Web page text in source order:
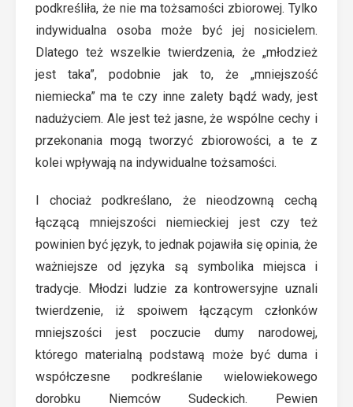
podkreśliła, że nie ma tożsamości zbiorowej. Tylko
indywidualna osoba może być jej nosicielem.
Dlatego też wszelkie twierdzenia, że „młodzież
jest taka”, podobnie jak to, że „mniejszość
niemiecka” ma te czy inne zalety bądź wady, jest
nadużyciem. Ale jest też jasne, że wspólne cechy i
przekonania mogą tworzyć zbiorowości, a te z
kolei wpływają na indywidualne tożsamości.
I chociaż podkreślano, że nieodzowną cechą
łączącą mniejszości niemieckiej jest czy też
powinien być język, to jednak pojawiła się opinia, że
ważniejsze od języka są symbolika miejsca i
tradycje. Młodzi ludzie za kontrowersyjne uznali
twierdzenie, iż spoiwem łączącym członków
mniejszości jest poczucie dumy narodowej,
którego materialną podstawą może być duma i
współczesne podkreślanie wielowiekowego
dorobku Niemców Sudeckich. Pewien